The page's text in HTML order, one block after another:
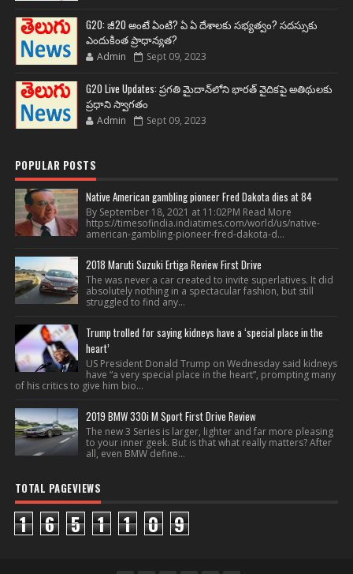
G20: జీ20 అంటే ఏంటి? ఏ ఏ దేశాలకు సభ్యత్వం? సదస్సుకు
ఎందుకింత ప్రాధాన్యత?
Admin Sept 09, 2023
G20 Live Updates: ప్రగతి మైదాన్‌లోని భారత్ వైదికపై అతిథులకు
ప్రధాని స్వాగతం
Admin Sept 09, 2023
POPULAR POSTS
Native American gambling pioneer Fred Dakota dies at 84
By September 18, 2021 at 11:02PM Read More
https://timesofindia.indiatimes.com/world/us/native-
american-gambling-pioneer-fred-dakota-d...
2018 Maruti Suzuki Ertiga Review First Drive
The was never a car created to invite superlatives. It did
absolutely nothing in a spectacular fashion, but still
struggled to find any...
Trump trolled for saying kidneys have a ‘special place in the
heart’
US President Donald Trump on Wednesday said kidneys
have “a very special place in the heart”, prompting many
of his critics to give him bio...
2019 BMW 330i M Sport First Drive Review
The new 3 Series is larger, lighter and far more pleasing
to your inner geek. But is that what really matters? After
all, even BMW define...
TOTAL PAGEVIEWS
1 6 5 1 1 0 9